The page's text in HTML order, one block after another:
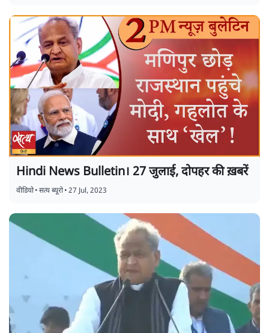
Hindi News Bulletin। 27 जुलाई, दोपहर की ख़बरें
वीडियो•सत्य ब्यूरो•27 Jul, 2023